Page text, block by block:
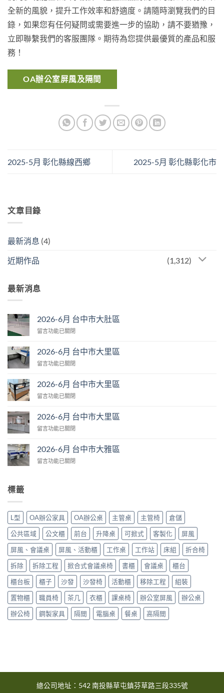
文章目錄
最新消息 (4)
近期作品 (1,312)
最新消息
2026-6月 台中市大肚區
在
月
台
市
肚
中
留言功能已關閉
2026-6月 台中市大里區
在
月
台
市
里
中
留言功能已關閉
2026-6月 台中市大里區
在
月
台
市
里
留言功能已關閉
2026-6月 台中市大里區
在
月
台
中
留言功能已關閉
2026-6月 台中市大雅區
在
市
大
雅
區〉
中
留言功能已關閉
標籤
L型 OA辦公家具 OA辦公桌 主管桌 主管椅
倉儲
公共區域
公文櫃 前台 升降桌 可掀式 客製化
屏風
屏風、會議桌
屏風、活動櫃 工作桌 工作站 床組
折合椅
拆除
拆除工程 掀合式會議桌椅 書櫃 會議桌
櫃台
櫃台板
櫃子 沙發 沙發椅 活動櫃 移除工程
組裝
置物櫃
職員椅 茶几 衣櫃 課桌椅 辦公室屏風
辦公桌
辦公椅
鋼製家具 隔間 電腦桌 餐桌 高隔間
全新的風貌，提升工作效率和舒適度。請隨時瀏覽我們的目
錄，如果您有任何疑問或需要進一步的協助，請不要猶豫，
立即聯繫我們的客服團隊。期待為您提供最優質的產品和服
務！
OA辦公室屏風及隔間
2025-5月 彰化縣線西鄉 2025-5月 彰化縣彰化市
總公司地址：542 南投縣草屯鎮芬草路三段335號